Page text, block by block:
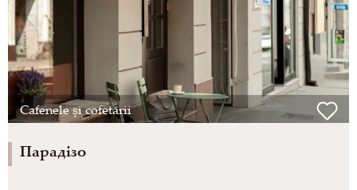
Cafenele și cofetării
Парадізо